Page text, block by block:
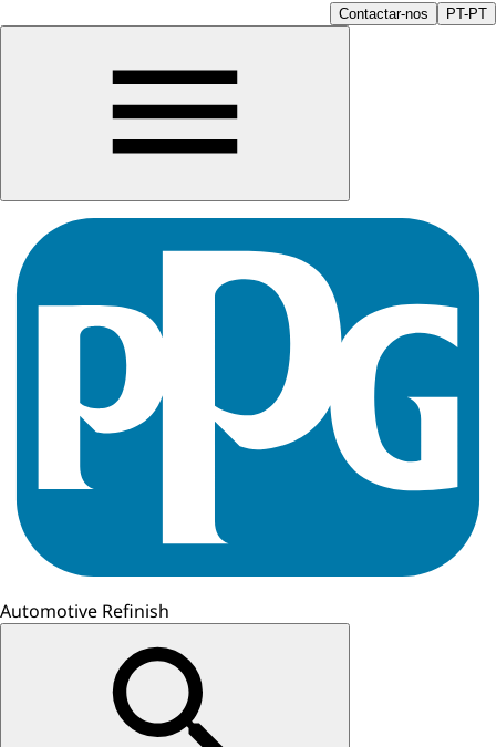
Contactar-nos PT-PT
Automotive Refinish